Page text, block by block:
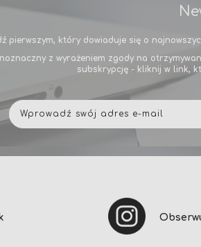
pierwszym, który dowiaduje się o
z wyrażeniem zgody na
subskrypcję - kliknij w link,